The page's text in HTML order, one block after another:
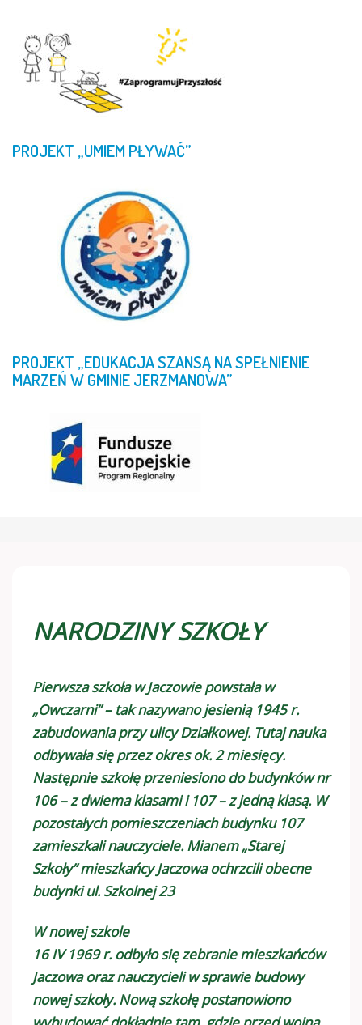
PROJEKT „UMIEMPŁYWAĆ”
PROJEKT „EDUKACJASZANSĄNASPEŁNIENIE
MARZEŃWGMINIEJERZMANOWA”
NARODZINY SZKOŁY
Pierwsza szkoła w Jaczowie powstała w
„Owczarni” – tak nazywano jesienią 1945 r.
zabudowania przy ulicy Działkowej. Tutaj nauka
odbywała się przez okres ok. 2 miesięcy.
Następnie szkołę przeniesiono do budynków nr
106 – z dwiema klasami i 107 – z jedną klasą. W
pozostałych pomieszczeniach budynku 107
zamieszkali nauczyciele. Mianem „Starej
Szkoły” mieszkańcy Jaczowa ochrzcili obecne
budynki ul. Szkolnej 23
W nowej szkole
16 IV 1969 r. odbyło się zebranie mieszkańców
Jaczowa oraz nauczycieli w sprawie budowy
nowej szkoły. Nową szkołę postanowiono